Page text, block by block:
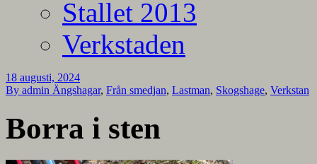
Stallet 2013
Verkstaden
18 augusti, 2024
By admin Ängshagar, Från smedjan, Lastman, Skogshage, Verkstan
Borra i sten